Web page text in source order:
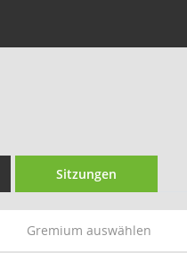
Sitzungen
Gremium auswählen